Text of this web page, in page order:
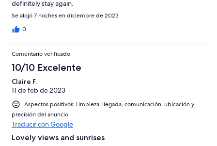
definitely stay again.
Se alojó 7 noches en diciembre de 2023
0
Comentario verificado
10/10 Excelente
Claire F.
11 de feb de 2023
Aspectos positivos: Limpieza, llegada, comunicación, ubicación y
precisión del anuncio
Traducir con Google
Lovely views and sunrises